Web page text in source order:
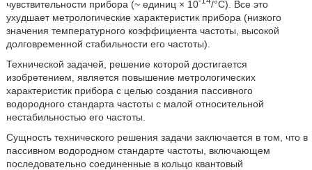
чувствительности прибора (~ единиц × 10
/°С). Все это
ухудшает метрологические характеристик прибора (низкого
значения температурного коэффициента частоты, высокой
долговременной стабильности его частоты).
Технической задачей, решение которой достигается
изобретением, является повышение метрологических
характеристик прибора с целью создания пассивного
водородного стандарта частоты с малой относительной
нестабильностью его частоты.
Сущность технического решения задачи заключается в том, что в
пассивном водородном стандарте частоты, включающем
последовательно соединенные в кольцо квантовый